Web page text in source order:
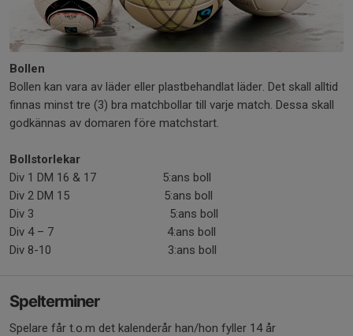
Bollen
Bollen kan vara av läder eller plastbehandlat läder. Det skall alltid
finnas minst tre (3) bra matchbollar till varje match. Dessa skall
godkännas av domaren före matchstart.
Bollstorlekar
Div 1 DM 16 & 17 5:ans boll
Div 2 DM 15 5:ans boll
Div 3 5:ans boll
Div 4 – 7 4:ans boll
Div 8-10 3:ans boll
Spelterminer
Spelare får t.o.m det kalenderår han/hon fyller 14 år